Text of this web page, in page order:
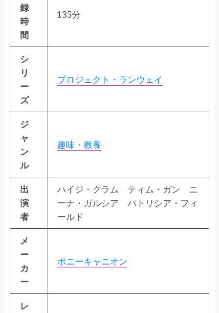
録
時
間
135分
シ
リ
ー
ズ
プロジェクト・ランウェイ
ジ
ャ
ン
ル
趣味・教養
出
演
者
ハイジ・クラム ティム・ガン ニ
ーナ・ガルシア パトリシア・フィ
ールド
メ
ー
カ
ー
ポニーキャニオン
レ